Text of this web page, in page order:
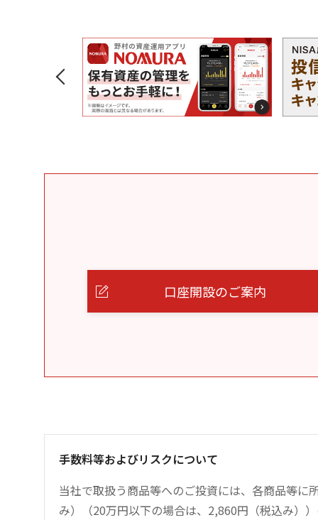
口座開設のご案内
手数料等およびリスクについて
当社で取扱う商品等へのご投資には、各商品等
み）（20万円以下の場合は、2,860円（税込み）